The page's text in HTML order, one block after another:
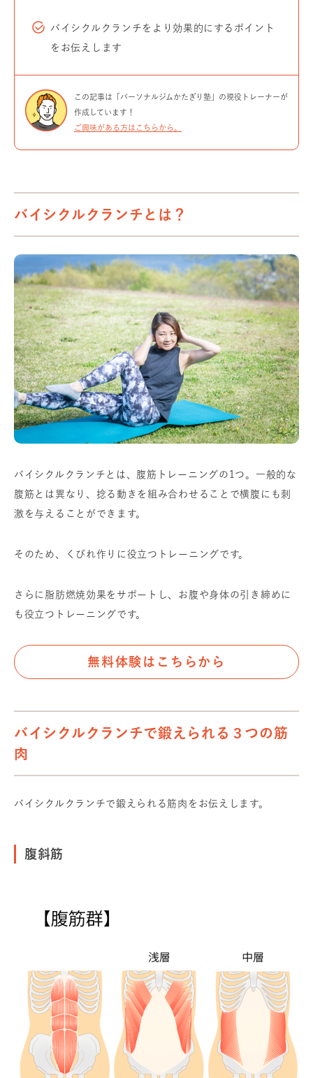
バイシクルクランチをより効果的にするポイント
をお伝えします
この記事は「パーソナルジムかたぎり塾」の現役トレーナーが
作成しています！
ご興味がある方はこちらから。
バイシクルクランチとは？
バイシクルクランチとは、腹筋トレーニングの1つ。一般的な
腹筋とは異なり、捻る動きを組み合わせることで横腹にも刺
激を与えることができます。
そのため、くびれ作りに役立つトレーニングです。
さらに脂肪燃焼効果をサポートし、お腹や身体の引き締めに
も役立つトレーニングです。
無料体験はこちらから
バイシクルクランチで鍛えられる３つの筋
肉
バイシクルクランチで鍛えられる筋肉をお伝えします。
腹斜筋